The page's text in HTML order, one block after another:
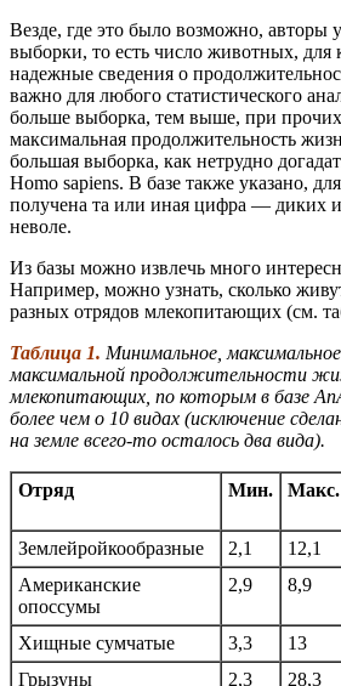
Везде, где это было возможно, авторы
выборки, то есть число животных, для
надежные сведения о
важно для любого статистического
больше выборка, тем выше, при
максимальная продолжительность
большая выборка, как нетрудно
Homo sapiens. В базе также указано,
получена та или иная цифра — диких
неволе.
Из базы можно извлечь много
Например, можно узнать, сколько
разных отрядов млекопитающих (см.
Таблица 1. Минимальное,
максимальной продолжительности
млекопитающих, по которым в базе
более чем о 10 видах (исключение
на земле всего-то осталось два вида).
Отряд Мин. Макс.
Землейройкообразные
2,1 12,1
Американские
опоссумы
2,9 8,9
Хищные сумчатые 3,3 13
Грызуны
2,3 28,3